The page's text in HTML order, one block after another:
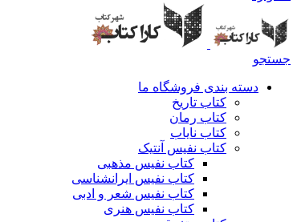
جستجو
دسته بندی فروشگاه ما
کتاب تاریخ
کتاب رمان
کتاب نایاب
کتاب نفیس آنتیک
کتاب نفیس مذهبی
کتاب نفیس ایرانشناسی
کتاب نفیس شعر و ادبی
کتاب نفیس هنری